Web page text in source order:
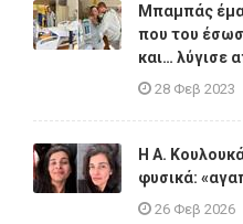
Μπαμπάς
που του
και… λύγισε
28 Φεβ 2023
Η A.
φυσικά:
26 Φεβ 2026